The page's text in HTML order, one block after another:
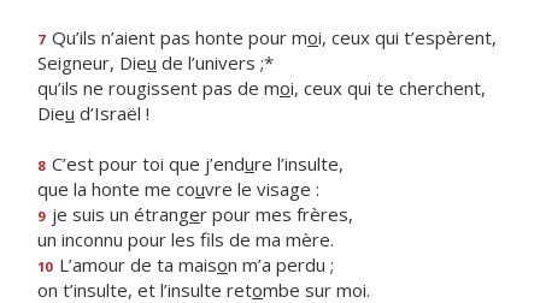
7 Qu’ils n’aient pas honte pour moi, ceux qui t’espèrent,
Seigneur, Dieu de l’univers ;*
qu’ils ne rougissent pas de moi, ceux qui te cherchent,
Dieu d’Israël !
8 C’est pour toi que j’endure l’insulte,
que la honte me couvre le visage :
9 je suis un étranger pour mes frères,
un inconnu pour les fls de ma mère.
10 L’amour de ta maison m’a perdu ;
on t’insulte, et l’insulte retombe sur moi.